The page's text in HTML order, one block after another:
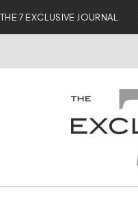
THE 7 EXCLUSIVE JOURNAL